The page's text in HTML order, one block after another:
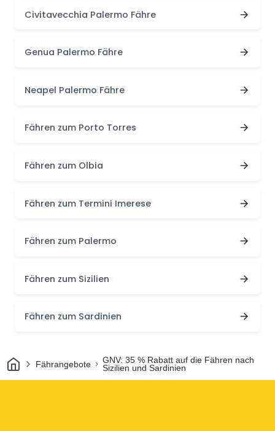
Civitavecchia Palermo Fähre
Genua Palermo Fähre
Neapel Palermo Fähre
Fähren zum Porto Torres
Fähren zum Olbia
Fähren zum Termini Imerese
Fähren zum Palermo
Fähren zum Sizilien
Fähren zum Sardinien
HeimFährangebote
GNV: 35 % Rabatt auf die Fähren nach
Sizilien und Sardinien